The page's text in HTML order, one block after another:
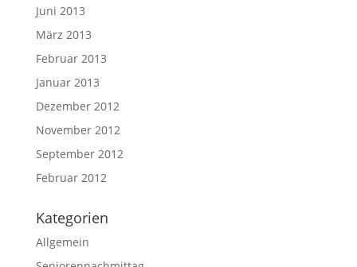
Juni 2013
März 2013
Februar 2013
Januar 2013
Dezember 2012
November 2012
September 2012
Februar 2012
Kategorien
Allgemein